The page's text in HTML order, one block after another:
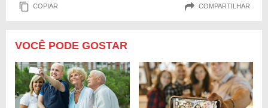
COPIAR COMPARTILHAR
VOCÊ PODE GOSTAR